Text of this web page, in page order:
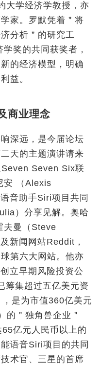
大学经济学教授，亦
家。罗默凭着＂将
分析＂的研究工
奖的共同获奖者，
的经济模型，明确
益。
商业理念
深远，是今届论坛
天的主题演讲请来
Seven Six联
安 （Alexis
音助手Siri项目共同
）分享见解。奥哈
夫曼（Steve
新闻网站Reddit，
第六大网站。他亦
立早期风险投资公
筹集超过五亿美元资
是为市值360亿美元
的＂独角兽企业＂
65亿元人民币以上的
语音Siri项目的共同
术官、三星的首席